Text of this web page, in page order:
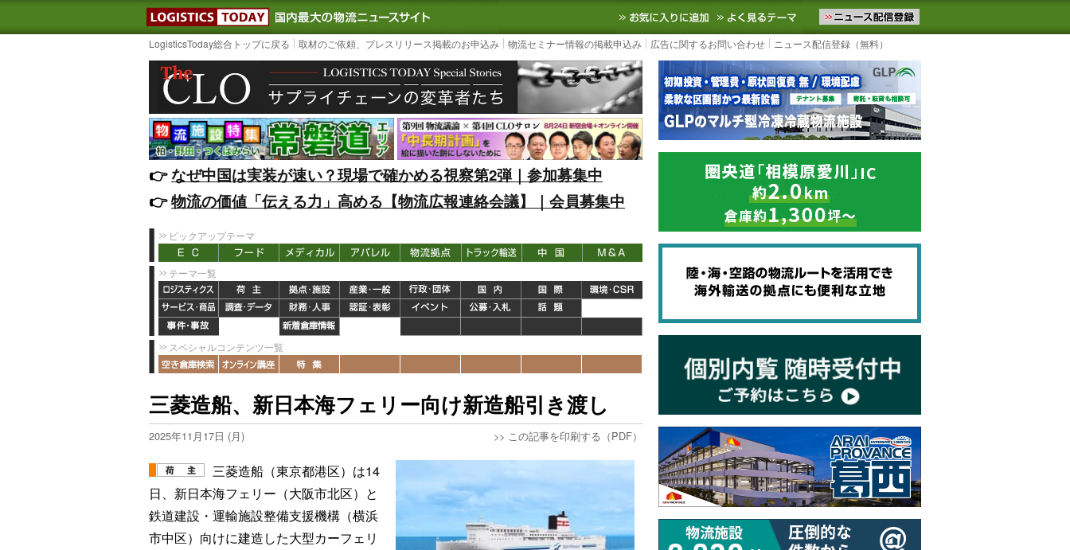
LOGISTICS TODAY｜国内最大の物流ニュースサイト3PL, SCMなど国内外の最新の物流ニュースをお届けします。物流ニュースメール配信を登録す
お気に入りに追加 よく見るテーマ
LogisticsToday総合トップに戻る 取材のご依頼、プレスリリース掲載のお申込み 物流セミナー情報の掲載申込み 広告に関するお問い合わせ ニュース配信登録（無料）
👉️なぜ中国は実装が速い？現場で確かめる視察第2弾｜参加募集中
👉️物流の価値「伝える力」高める【物流広報連絡会議】｜会員募集中
ピックアップテーマ
テーマ一覧
スペシャルコンテンツ一覧
三菱造船、新日本海フェリー向け新造船引き渡し
2025年11月17日 (月) >> この記事を印刷する（PDF）
三菱造船（東京都港区）は14
日、新日本海フェリー（大阪市北区）と
鉄道建設・運輸施設整備支援機構（横浜
市中区）向けに建造した大型カーフェリ